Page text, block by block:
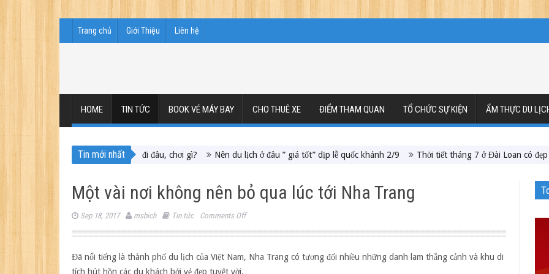
Trang chủ Giới Thiệu Liên hệ
HOME TIN TỨC BOOK VÉ MÁY BAY CHO THUÊ XE ĐIỂM THAM QUAN TỔ CHỨC SỰ KIỆN ẨM THỰC DU
Tin mới nhất
Maldives – Lần đầu nên đi đâu, chơi gì? Nên du lịch ở đâu ” giá tốt” dịp lễ quốc khánh 2/9 Thời tiết tháng 7 ở Đài Loan có đẹp để du
Một vài nơi không nên bỏ qua lúc tới Nha Trang
Sep 18, 2017 msbich Tin tức Comments Offon
vài
Đã nổi tiếng là thành phố du lịch của Việt Nam, Nha Trang có tương đối nhiều những danh lam thắng cảnh và khu di
tích hút hồn các du khách bởi vẻ đẹp tuyệt vời.